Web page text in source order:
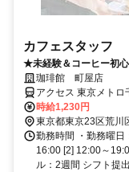
カフェスタッフ
★未経験＆コーヒー初
幅広い世代が活躍中です
珈琲館 町屋店
アクセス 東京メトロ
電荒川線 町屋駅前出
約6分
時給1,230円
東京都東京23区荒川
勤務時間 ・勤務曜日
16:00 [2] 12:00～
ル：2週間 シフト提